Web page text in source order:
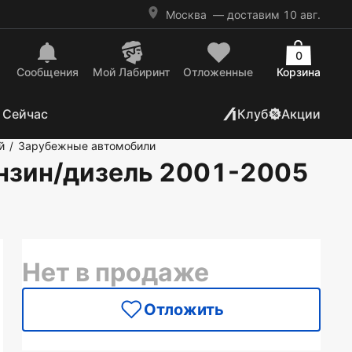
Москва — доставим 10 авг.
Сообщения Mой Лабиринт Отложенные Корзина
0
Клуб Акции
/ Зарубежные автомобили
дизель 2001-2005
Нет в продаже
Отложить